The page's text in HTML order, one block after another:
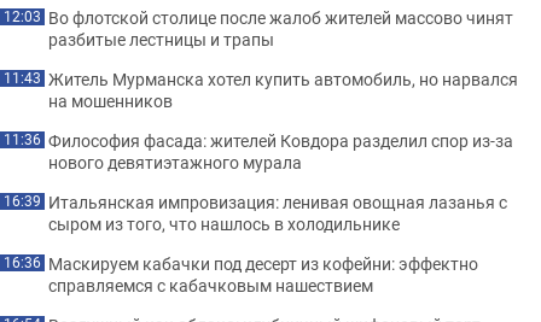
12:03 Во флотской столице после жалоб жителей массово чинят
разбитые лестницы и трапы
11:43 Житель Мурманска хотел купить автомобиль, но нарвался
на мошенников
11:36 Философия фасада: жителей Ковдора разделил спор из-за
нового девятиэтажного мурала
16:39 Итальянская импровизация: ленивая овощная лазанья с
сыром из того, что нашлось в холодильнике
16:36 Маскируем кабачки под десерт из кофейни: эффектно
справляемся с кабачковым нашествием